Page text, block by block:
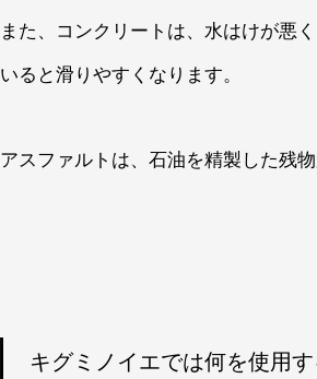
また、コンクリートは、水はけが悪
いると滑りやすくなります。
アスファルトは、石油を精製した残
キグミノイエでは何を使用す